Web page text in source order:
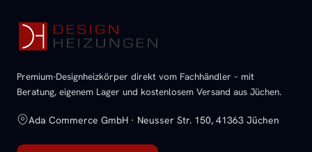
Premium-Designheizkörper direkt vom Fachhändler – mit
Beratung, eigenem Lager und kostenlosem Versand aus Jüchen.
Ada Commerce GmbH · Neusser Str. 150, 41363 Jüchen